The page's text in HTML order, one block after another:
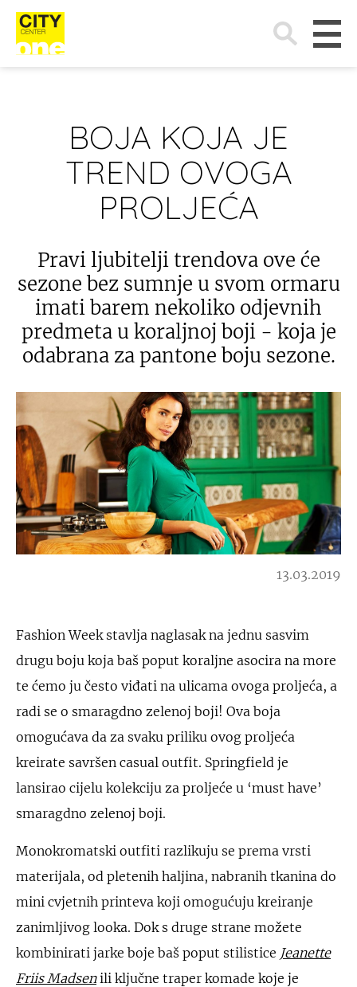
Search
for:
BOJA KOJA JE
TREND OVOGA
PROLJEĆA
Pravi ljubitelji trendova ove će
sezone bez sumnje u svom ormaru
imati barem nekoliko odjevnih
predmeta u koraljnoj boji - koja je
odabrana za pantone boju sezone.
13.03.2019
Fashion Week stavlja naglasak na jednu sasvim
drugu boju koja baš poput koraljne asocira na more
te ćemo ju često viđati na ulicama ovoga proljeća, a
radi se o smaragdno zelenoj boji! Ova boja
omogućava da za svaku priliku ovog proljeća
kreirate savršen casual outfit. Springfield je
lansirao cijelu kolekciju za proljeće u ‘must have’
smaragdno zelenoj boji.
Monokromatski outfiti razlikuju se prema vrsti
materijala, od pletenih haljina, nabranih tkanina do
mini cvjetnih printeva koji omogućuju kreiranje
zanimljivog looka. Dok s druge strane možete
kombinirati jarke boje baš poput stilistice Jeanette
Friis Madsenili ključne traper komade koje je